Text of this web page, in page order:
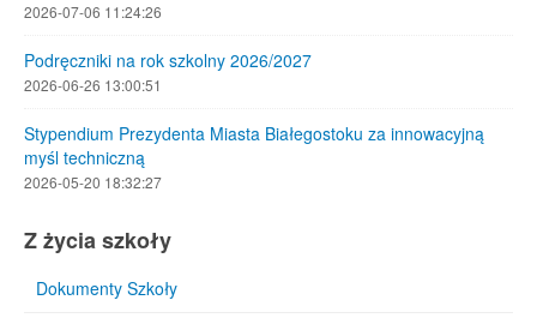
2026-07-06 11:24:26
Podręczniki na rok szkolny 2026/2027
2026-06-26 13:00:51
Stypendium Prezydenta Miasta Białegostoku za innowacyjną
myśl techniczną
2026-05-20 18:32:27
Z życia szkoły
Dokumenty Szkoły